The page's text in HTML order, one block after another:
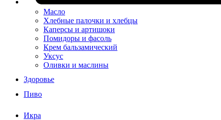
Масло
Хлебные палочки и хлебцы
Каперсы и артишоки
Помидоры и фасоль
Крем бальзамический
Уксус
Оливки и маслины
Здоровье
Пиво
Икра